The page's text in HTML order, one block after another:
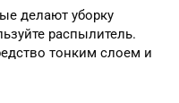
делают уборку
распылитель.
тонким слоем и